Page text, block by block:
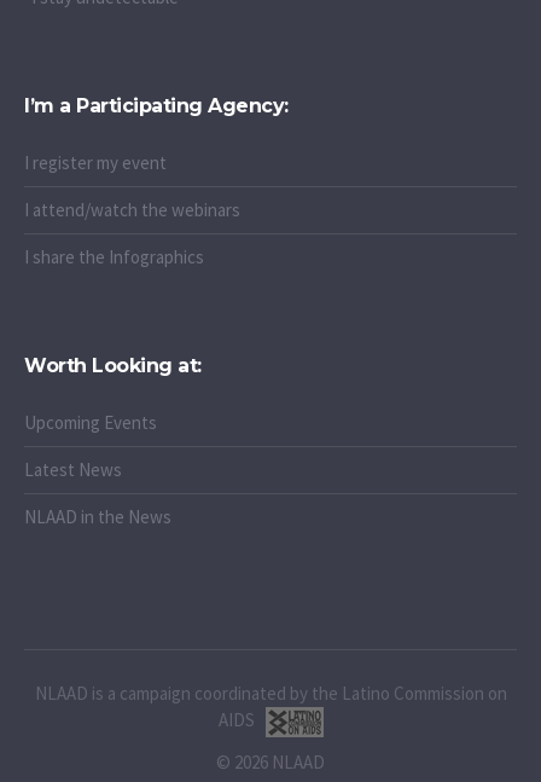
I’m a Participating Agency:
I register my event
I attend/watch the webinars
I share the Infographics
Worth Looking at:
Upcoming Events
Latest News
NLAAD in the News
NLAAD is a campaign coordinated by the Latino Commission on
AIDS
© 2026 NLAAD